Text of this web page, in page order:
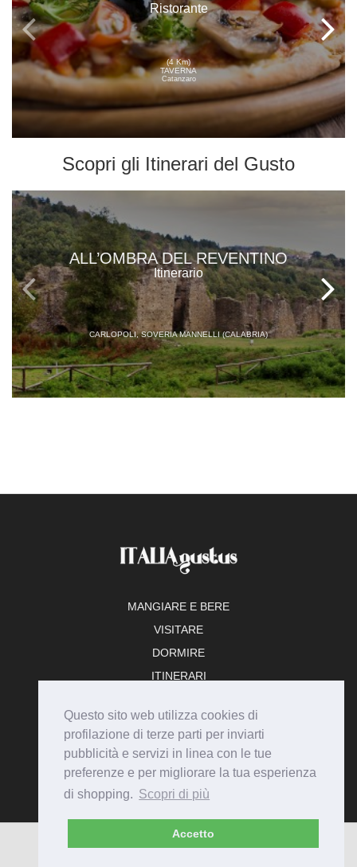
Questo sito web utilizza cookies di
profilazione di terze parti per inviarti
pubblicità e servizi in linea con le tue
preferenze e per migliorare la tua esperienza
di shopping. Scopri di più
Accetto
Ristorante
(4 Km)
TAVERNA
Catanzaro
Scopri gli Itinerari del Gusto
ALL’OMBRA DEL REVENTINO
Itinerario
CARLOPOLI, SOVERIA MANNELLI (CALABRIA)
MANGIARE E BERE
VISITARE
DORMIRE
ITINERARI
ADERISCI
© Italiagustus 2026 - Tutti i diritti riservati.